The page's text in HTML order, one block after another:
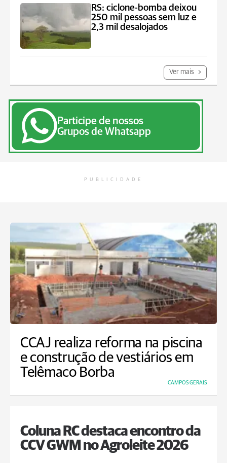
RS: ciclone-bomba deixou
250 mil pessoas sem luz e
2,3 mil desalojados
Ver mais
Participe de nossos
Grupos de Whatsapp
PUBLICIDADE
CCAJ realiza reforma na piscina
e construção de vestiários em
Telêmaco Borba
CAMPOS GERAIS
Coluna RC destaca encontro da
CCV GWM no Agroleite 2026